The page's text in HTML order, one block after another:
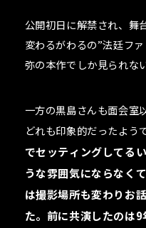
公開初日に解禁され、舞
変わるがわるの”法廷フ
弥の本作でしか見られな
一方の黒島さんも面会室
どれも印象的だったようで
でセッティングしてる
うな雰囲気にならなく
は撮影場所も変わりお
た。前に共演したのは